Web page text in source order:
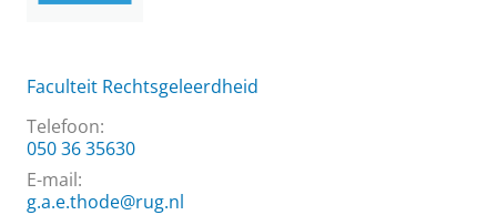
Faculteit Rechtsgeleerdheid
Telefoon:
050 36 35630
E-mail:
g.a.e.thode@rug.nl